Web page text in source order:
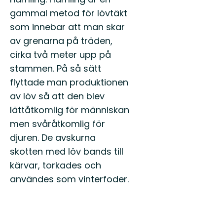
gammal metod för lövtäkt
som innebar att man skar
av grenarna på träden,
cirka två meter upp på
stammen. På så sätt
flyttade man produktionen
av löv så att den blev
lättåtkomlig för människan
men svåråtkomlig för
djuren. De avskurna
skotten med löv bands till
kärvar, torkades och
användes som vinterfoder.